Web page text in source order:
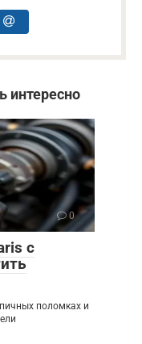
интересно
0
с
поломках и